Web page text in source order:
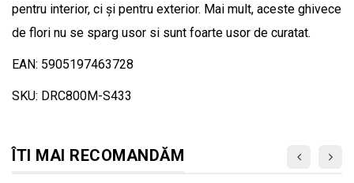
pentru interior, ci și pentru exterior. Mai mult, aceste ghivece
de flori nu se sparg usor si sunt foarte usor de curatat.
EAN: 5905197463728
SKU: DRC800M-S433
ÎTI MAI RECOMANDĂM